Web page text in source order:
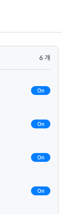
6 개
On
On
On
On